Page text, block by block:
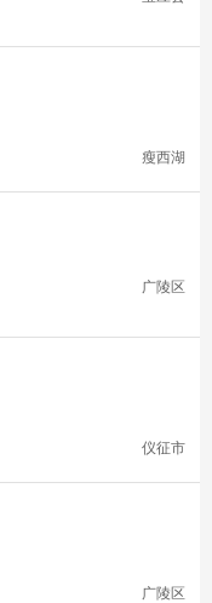
瘦西湖
广陵区
仪征市
广陵区